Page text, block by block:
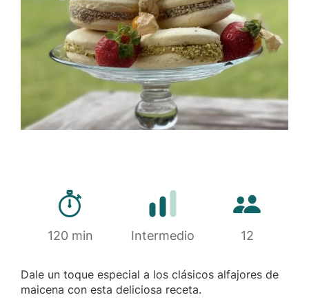
Tiempo de preparación
120 min Dificultad
Intermedio
Cantidad
12
Dale un toque especial a los clásicos alfajores de
maicena con esta deliciosa receta.